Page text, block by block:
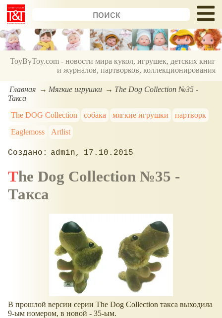
ToyByToy.com - новости мира кукол, игрушек, детских книг
и журналов, партворков, коллекционирования
Главная Мягкие игрушки
The Dog Collection №35 -
Такса
The DOG Сollection
собака мягкие игрушки
партворк
Eaglemoss
Artlist
admin 17.10.2015
The Dog Collection №35 -
Такса
В прошлой версии серии The Dog Collection такса выходила
9-ым номером, в новой - 35-ым.